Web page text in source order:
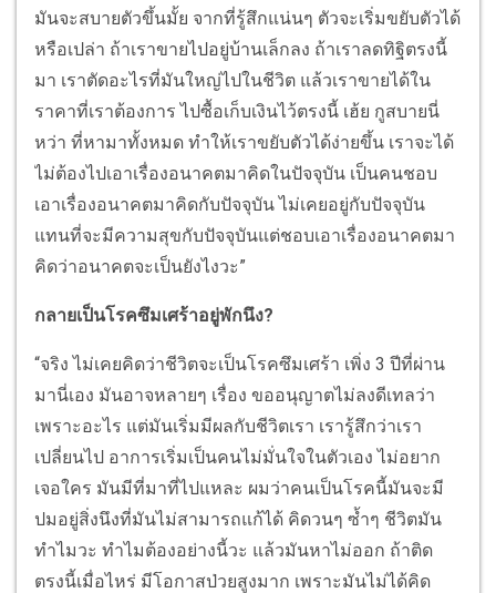
มันจะสบายตัวขึ้นมั้ย จากที่รู้สึกแน่นๆ ตัวจะเริ่มขยับตัวได้
หรือเปล่า ถ้าเราขายไปอยู่บ้านเล็กลง ถ้าเราลดทิฐิตรงนี้
มา เราตัดอะไรที่มันใหญ่ไปในชีวิต แล้วเราขายได้ใน
ราคาที่เราต้องการ ไปซื้อเก็บเงินไว้ตรงนี้ เฮ้ย กูสบายนี่
หว่า ที่หามาทั้งหมด ทำให้เราขยับตัวได้ง่ายขึ้น เราจะได้
ไม่ต้องไปเอาเรื่องอนาคตมาคิดในปัจจุบัน เป็นคนชอบ
เอาเรื่องอนาคตมาคิดกับปัจจุบัน ไม่เคยอยู่กับปัจจุบัน
แทนที่จะมีความสุขกับปัจจุบันแต่ชอบเอาเรื่องอนาคตมา
คิดว่าอนาคตจะเป็นยังไงวะ”
กลายเป็นโรคซึมเศร้าอยู่พักนึง?
“จริง ไม่เคยคิดว่าชีวิตจะเป็นโรคซึมเศร้า เพิ่ง 3 ปีที่ผ่าน
มานี่เอง มันอาจหลายๆ เรื่อง ขออนุญาตไม่ลงดีเทลว่า
เพราะอะไร แต่มันเริ่มมีผลกับชีวิตเรา เรารู้สึกว่าเรา
เปลี่ยนไป อาการเริ่มเป็นคนไม่มั่นใจในตัวเอง ไม่อยาก
เจอใคร มันมีที่มาที่ไปแหละ ผมว่าคนเป็นโรคนี้มันจะมี
ปมอยู่สิ่งนึงที่มันไม่สามารถแก้ได้ คิดวนๆ ซ้ำๆ ชีวิตมัน
ทำไมวะ ทำไมต้องอย่างนี้วะ แล้วมันหาไม่ออก ถ้าติด
ตรงนี้เมื่อไหร่ มีโอกาสป่วยสูงมาก เพราะมันไม่ได้คิด